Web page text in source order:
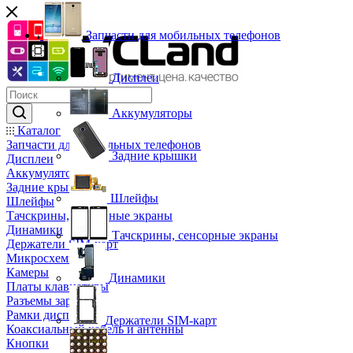
Каталог
Запчасти для мобильных телефонов
Дисплеи
Аккумуляторы
Задние крышки
Шлейфы
Тачскрины, сенсорные экраны
Динамики
Держатели SIM-карт
Микросхемы
Камеры
Платы клавиатуры
Разъемы зарядки
Рамки дисплея
Коаксиальный кабель и антенны
Кнопки
Запчасти для мобильных телефонов
Дисплеи
Аккумуляторы
Задние крышки
Шлейфы
Тачскрины, сенсорные экраны
Динамики
Держатели SIM-карт